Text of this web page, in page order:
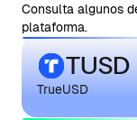
Consulta algunos
plataforma.
TUSD
TrueUSD